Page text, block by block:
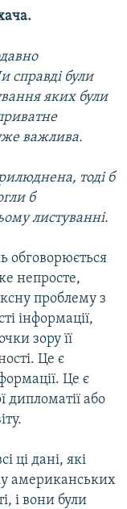
були
яких були
важлива.
тоді б
б
листуванні.
обговорюється
непросте,
проблему з
інформації,
зору її
Це є
Це є
дипломатії або
ці дані, які
американських
і вони були